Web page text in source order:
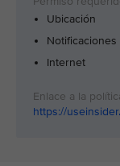
Ubicación
Notificaciones
Internet
https://